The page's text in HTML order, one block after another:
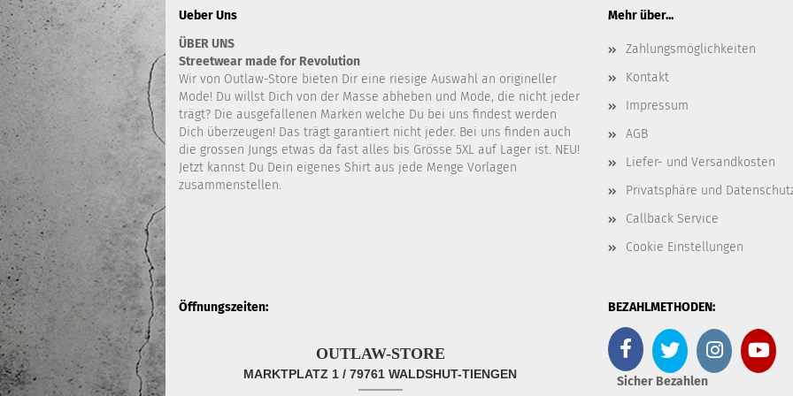
Ueber Uns
ÜBER UNS
Streetwear made for Revolution
Wir von Outlaw-Store bieten Dir eine riesige Auswahl an origineller
Mode! Du willst Dich von der Masse abheben und Mode, die nicht jeder
trägt? Die ausgefallenen Marken welche Du bei uns findest werden
Dich überzeugen! Das trägt garantiert nicht jeder. Bei uns finden auch
die grossen Jungs etwas da fast alles bis Grösse 5XL auf Lager ist. NEU!
Jetzt kannst Du Dein eigenes Shirt aus jede Menge Vorlagen
zusammenstellen.
Mehr über...
Zahlungsmöglichkeiten
Kontakt
Impressum
AGB
Liefer- und Versandkosten
Privatsphäre und
Callback Service
Cookie Einstellungen
Öffnungszeiten:
OUTLAW-STORE
MARKTPLATZ 1 / 79761 WALDSHUT-TIENGEN
BEZAHLMETHODEN:
Sicher Bezahlen